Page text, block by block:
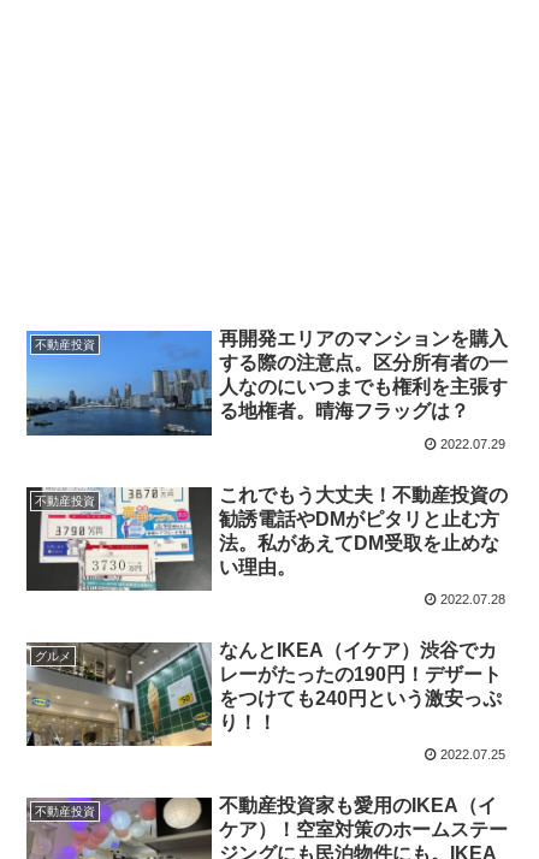
不動産投資
再開発エリアのマンションを購入
する際の注意点。区分所有者の一
人なのにいつまでも権利を主張す
る地権者。晴海フラッグは？
2022.07.29
不動産投資
これでもう大丈夫！不動産投資の
勧誘電話やDMがピタリと止む方
法。私があえてDM受取を止めな
い理由。
2022.07.28
グルメ
なんとIKEA（イケア）渋谷でカ
レーがたったの190円！デザート
をつけても240円という激安っぷ
り！！
2022.07.25
不動産投資
不動産投資家も愛用のIKEA（イ
ケア）！空室対策のホームステー
ジングにも民泊物件にも。IKEA